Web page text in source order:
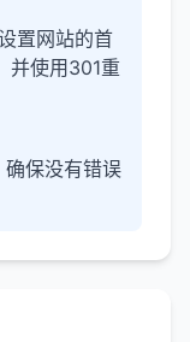
置网站的首
并使用301重
保没有错误